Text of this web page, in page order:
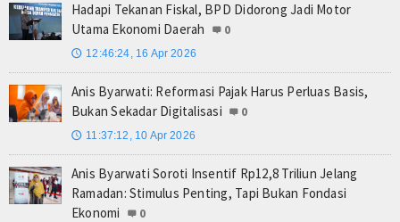
Hadapi Tekanan Fiskal, BPD Didorong Jadi Motor
Utama Ekonomi Daerah
0
🕔 12:46:24, 16 Apr 2026
Anis Byarwati: Reformasi Pajak Harus Perluas Basis,
Bukan Sekadar Digitalisasi
0
🕔 11:37:12, 10 Apr 2026
Anis Byarwati Soroti Insentif Rp12,8 Triliun Jelang
Ramadan: Stimulus Penting, Tapi Bukan Fondasi
Ekonomi
0